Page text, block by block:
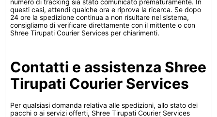
numero di tracking sia stato comunicato prematuramente. In
questi casi, attendi qualche ora e riprova la ricerca. Se dopo
24 ore la spedizione continua a non risultare nel sistema,
consigliamo di verificare direttamente con il mittente o con
Shree Tirupati Courier Services per chiarimenti.
Contatti e assistenza Shree
Tirupati Courier Services
Per qualsiasi domanda relativa alle spedizioni, allo stato dei
pacchi o ai servizi offerti, Shree Tirupati Courier Services